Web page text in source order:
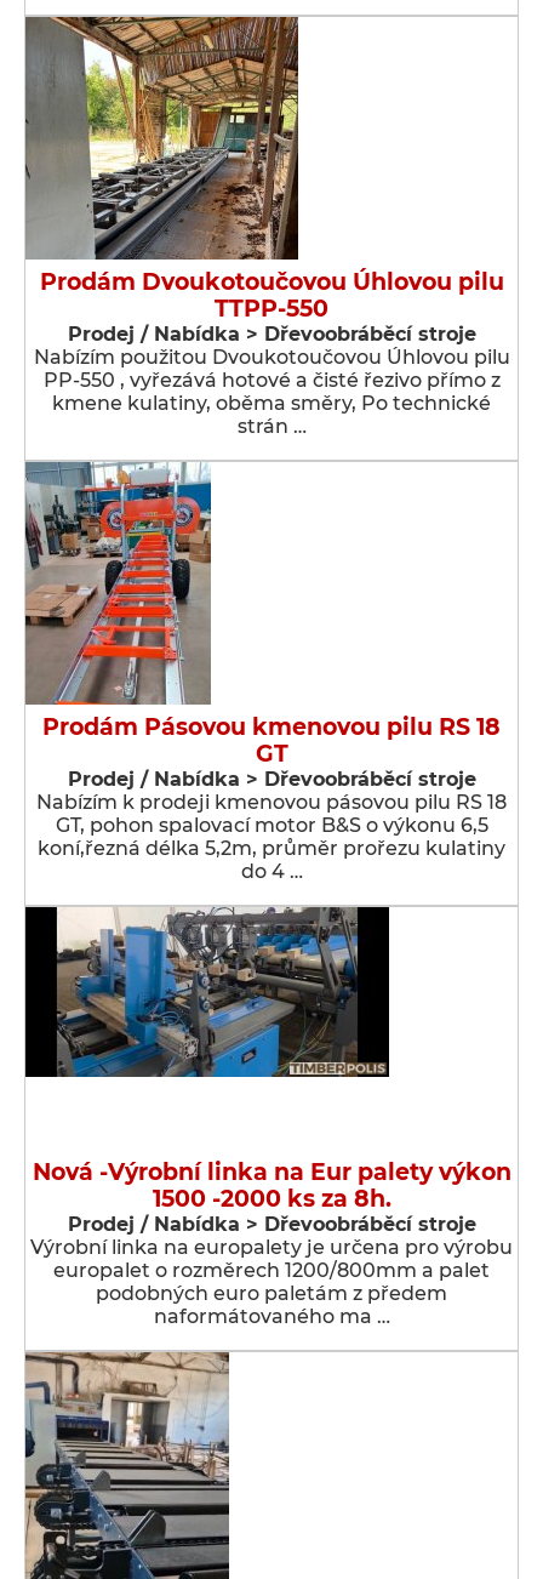
Prodám Dvoukotoučovou Úhlovou pilu
TTPP-550
Prodej / Nabídka > Dřevoobráběcí stroje
Nabízím použitou Dvoukotoučovou Úhlovou pilu
PP-550 , vyřezává hotové a čisté řezivo přímo z
kmene kulatiny, oběma směry, Po technické
strán …
Prodám Pásovou kmenovou pilu RS 18
GT
Prodej / Nabídka > Dřevoobráběcí stroje
Nabízím k prodeji kmenovou pásovou pilu RS 18
GT, pohon spalovací motor B&S o výkonu 6,5
koní,řezná délka 5,2m, průměr prořezu kulatiny
do 4 …
Nová -Výrobní linka na Eur palety výkon
1500 -2000 ks za 8h.
Prodej / Nabídka > Dřevoobráběcí stroje
Výrobní linka na europalety je určena pro výrobu
europalet o rozměrech 1200/800mm a palet
podobných euro paletám z předem
naformátovaného ma …